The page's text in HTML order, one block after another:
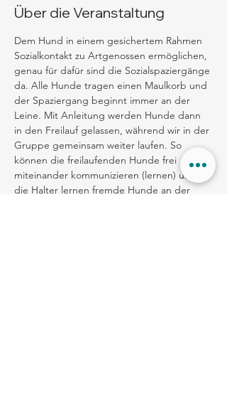
Über die Veranstaltung
Dem Hund in einem gesichertem Rahmen
Sozialkontakt zu Artgenossen ermöglichen,
genau für dafür sind die Sozialspaziergänge
da. Alle Hunde tragen einen Maulkorb und
der Spaziergang beginnt immer an der
Leine. Mit Anleitung werden Hunde dann
in den Freilauf gelassen, während wir in der
Gruppe gemeinsam weiter laufen. So
können die freilaufenden Hunde frei
miteinander kommunizieren (lernen) und
die Halter lernen fremde Hunde an der